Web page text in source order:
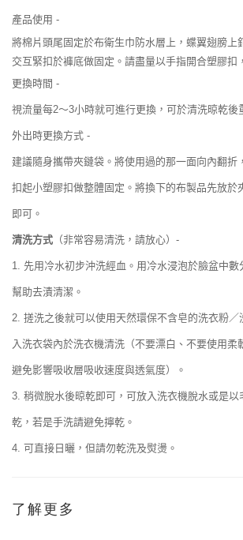
產品使用 -
將棉片頭尾固定於布衛生巾防水層上，蝶翼翅膀上
交互緊扣於褲底做固定。請盡量以手指開合塑膠扣
更換時間 -
視流量每2～3小時就可進行更換，可於清洗晾乾後
外出時更換方式 -
建議隨身攜帶夾鏈袋。將使用過的那一面向內翻折
扣起小塑膠扣做整體固定。將換下的布製品先放於
即可。
清洗方式 （非常容易清洗，請放心） -
1. 先用冷水初步沖洗經血。用冷水浸泡於臉盆中
幫助去漬清潔。
2. 搓洗之後就可以使用天然環保不含皂的洗衣粉
入洗衣袋內於洗衣機清洗（不要漂白、不要使用柔
避免影響吸收層吸收速度與透氣度）。
3. 稍微脫水後晾乾即可，可放入洗衣機脫水或是
乾，若是手洗請避免擰乾。
4. 可直接日曬，但請勿乾洗及熨燙。
了解更多